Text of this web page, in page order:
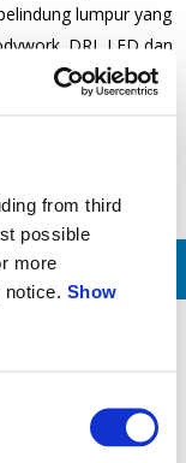
from third
possible
more
Show
lumpur yang
DRL LED dan
teknologi dan
Kenyamanan